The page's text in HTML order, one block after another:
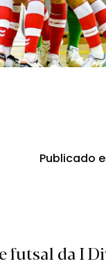
Publicado
futsal da I